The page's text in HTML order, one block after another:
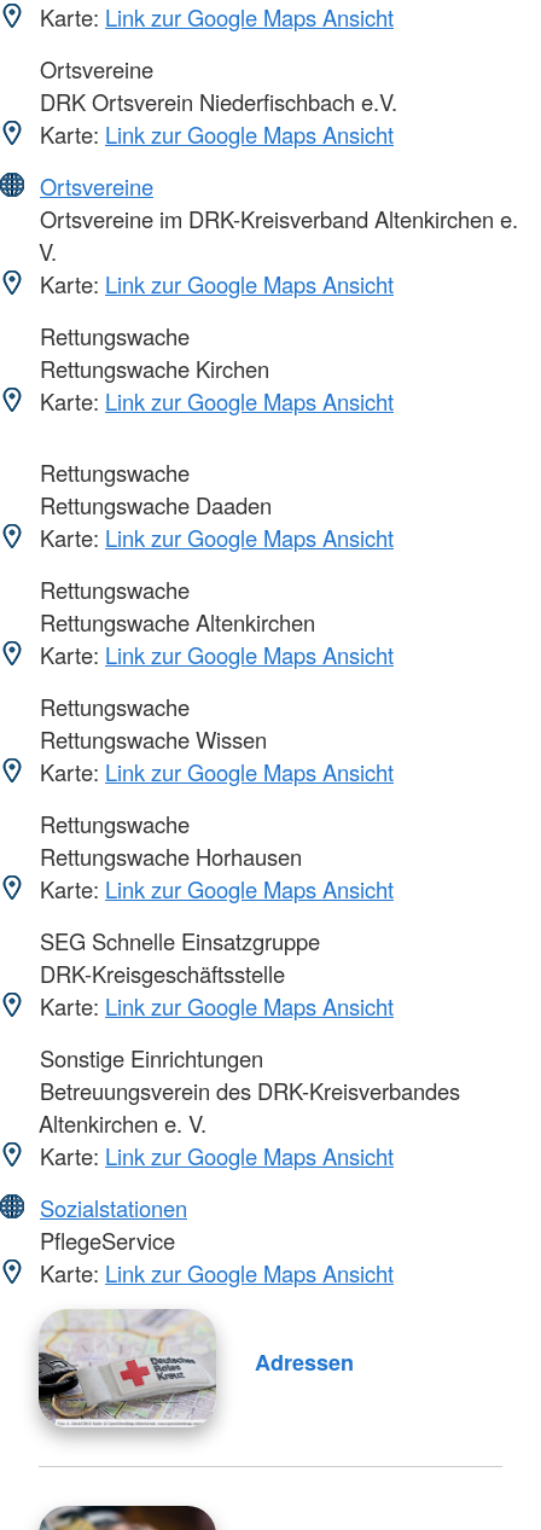
Karte: Link zur Google Maps Ansicht
Ortsvereine
DRK Ortsverein Niederfischbach e.V.
Karte: Link zur Google Maps Ansicht
Ortsvereine
Ortsvereine im DRK-Kreisverband Altenkirchen e.
V.
Karte: Link zur Google Maps Ansicht
Rettungswache
Rettungswache Kirchen
Karte: Link zur Google Maps Ansicht
Rettungswache
Rettungswache Daaden
Karte: Link zur Google Maps Ansicht
Rettungswache
Rettungswache Altenkirchen
Karte: Link zur Google Maps Ansicht
Rettungswache
Rettungswache Wissen
Karte: Link zur Google Maps Ansicht
Rettungswache
Rettungswache Horhausen
Karte: Link zur Google Maps Ansicht
SEG Schnelle Einsatzgruppe
DRK-Kreisgeschäftsstelle
Karte: Link zur Google Maps Ansicht
Sonstige Einrichtungen
Betreuungsverein des DRK-Kreisverbandes
Altenkirchen e. V.
Karte: Link zur Google Maps Ansicht
Sozialstationen
PflegeService
Karte: Link zur Google Maps Ansicht
Adressen